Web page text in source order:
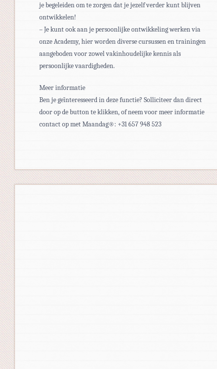
je begeleiden om te zorgen dat je jezelf verder kunt blijven
ontwikkelen!
– Je kunt ook aan je persoonlijke ontwikkeling werken via
onze Academy, hier worden diverse cursussen en trainingen
aangeboden voor zowel vakinhoudelijke kennis als
persoonlijke vaardigheden.
Meer informatie
Ben je geïnteresseerd in deze functie? Solliciteer dan direct
door op de button te klikken, of neem voor meer informatie
contact op met Maandag®: +31 657 948 523